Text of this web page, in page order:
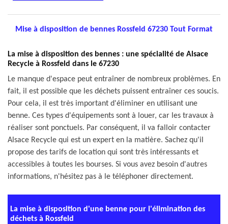
Mise à disposition de bennes Rossfeld 67230 Tout Format
La mise à disposition des bennes : une spécialité de Alsace
Recycle à Rossfeld dans le 67230
Le manque d'espace peut entraîner de nombreux problèmes. En
fait, il est possible que les déchets puissent entraîner ces soucis.
Pour cela, il est très important d'éliminer en utilisant une
benne. Ces types d'équipements sont à louer, car les travaux à
réaliser sont ponctuels. Par conséquent, il va falloir contacter
Alsace Recycle qui est un expert en la matière. Sachez qu'il
propose des tarifs de location qui sont très intéressants et
accessibles à toutes les bourses. Si vous avez besoin d'autres
informations, n'hésitez pas à le téléphoner directement.
La mise à disposition d'une benne pour l'élimination des
déchets à Rossfeld